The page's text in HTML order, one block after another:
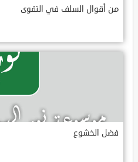
من أقوال السلف في التقوى
فضل الخشوع